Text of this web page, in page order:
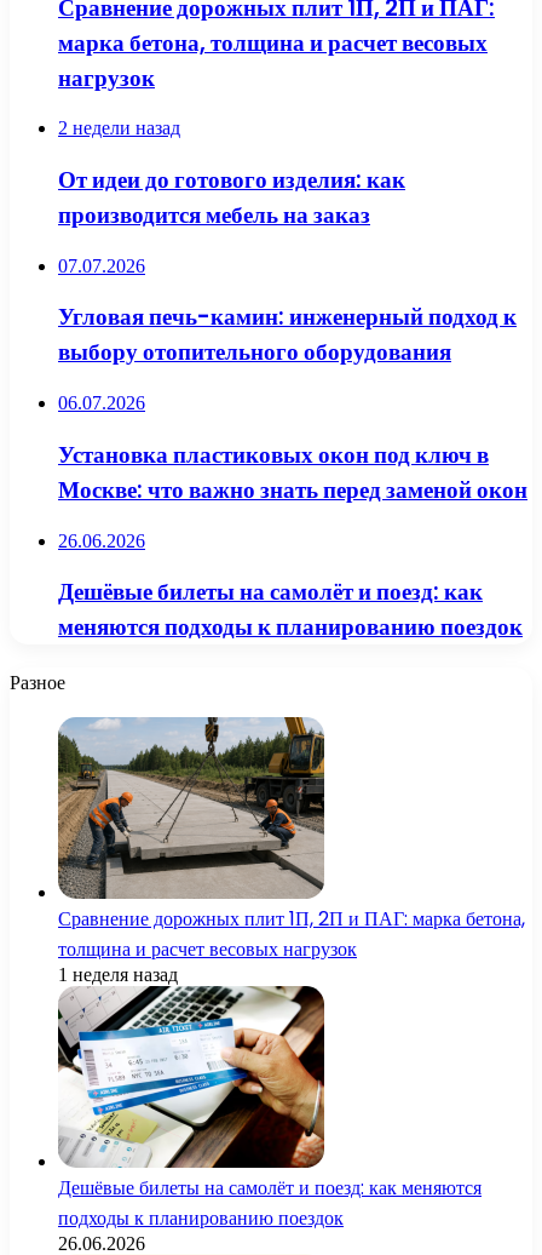
Сравнение дорожных плит 1П, 2П и ПАГ:
марка бетона, толщина и расчет весовых
нагрузок
2 недели назад
От идеи до готового изделия: как
производится мебель на заказ
07.07.2026
Угловая печь-камин: инженерный подход к
выбору отопительного оборудования
06.07.2026
Установка пластиковых окон под ключ в
Москве: что важно знать перед заменой окон
26.06.2026
Дешёвые билеты на самолёт и поезд: как
меняются подходы к планированию поездок
Разное
Сравнение дорожных плит 1П, 2П и ПАГ: марка бетона,
толщина и расчет весовых нагрузок
1 неделя назад
Дешёвые билеты на самолёт и поезд: как меняются
подходы к планированию поездок
26.06.2026